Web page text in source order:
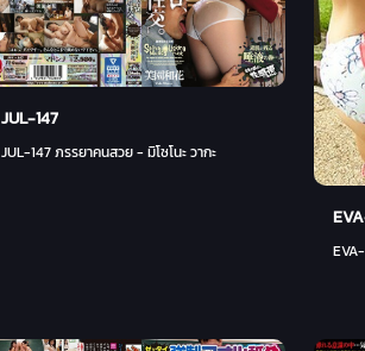
JUL-147
JUL-147 ภรรยาคนสวย - มิโซโนะ วากะ